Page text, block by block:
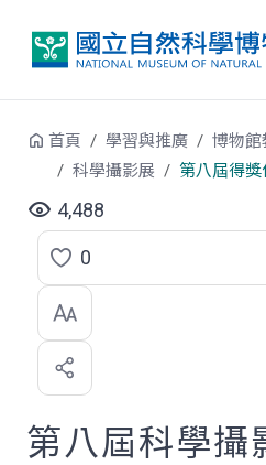
首頁 學習與推廣 博物館
科學攝影展
第八屆得獎
4,488
點
選
喜
歡
0
第八屆科學攝